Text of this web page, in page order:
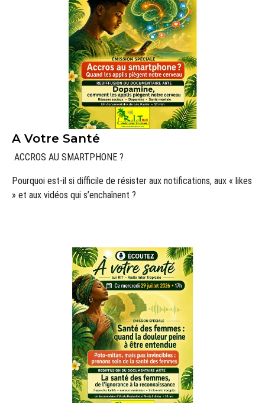
A Votre Santé
ACCROS AU SMARTPHONE ?
Pourquoi est-il si difficile de résister aux notifications, aux « likes
» et aux vidéos qui s’enchaînent ?